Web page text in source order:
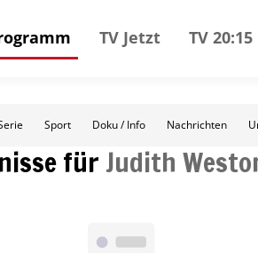
TV Jetzt TV 20:15
Sport Doku / Info Nachrichten
für Judith